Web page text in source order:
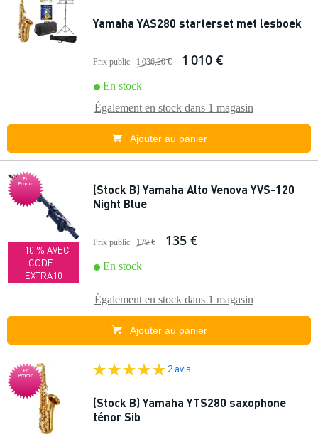
Yamaha YAS280 starterset met lesboek
Prix public 1 036,20 € 1 010 €
En stock
Également en stock dans 1 magasin
Ajouter au panier
En
Promo
- 10 % AVEC
CODE :
EXTRA10
(Stock B) Yamaha Alto Venova YVS-120
Night Blue
Prix public 179 € 135 €
En stock
Également en stock dans 1 magasin
Ajouter au panier
En
Promo
2 avis
(Stock B) Yamaha YTS280 saxophone
ténor Sib